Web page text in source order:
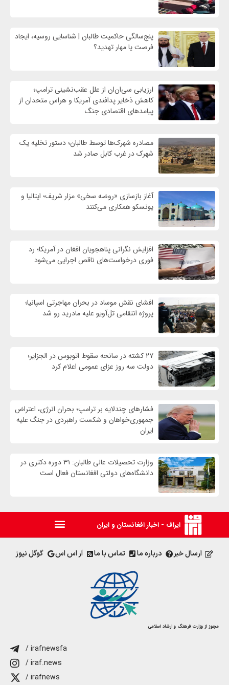
پنج‌سالگی حاکمیت طالبان | شناسایی روسیه، ایجاد
فرصت‌ یا مهار تهدید؟
ارزیابی سی‌ان‌ان از علل عقب‌نشینی ترامپ؛
کاهش ذخایر پدافندی آمریکا و هراس متحدان از
پیامدهای اقتصادی جنگ
مصادره شهرک‌ها توسط طالبان؛ دستور تخلیه یک
شهرک در غرب کابل صادر شد
آغاز بازسازی «روضه سخی» مزار شریف؛ ایتالیا و
یونسکو همکاری می‌کنند
افزایش نگرانی پناهجویان افغان در آمریکا؛ رد
فوری درخواست‌های ناقص اجرایی می‌شود
افشای نقش موساد در بحران مهاجرتی اسپانیا؛
پروژه انتقامی تل‌آویو علیه مادرید رو شد
۲۷ کشته در سانحه سقوط اتوبوس در الجزایر؛
دولت سه روز عزای عمومی اعلام کرد
فشارهای چندلایه بر ترامپ؛ بحران انرژی، اعتراض
جمهوری‌خواهان و شکست راهبردی در جنگ علیه
ایران
وزارت تحصیلات عالی طالبان: ۳۱ دوره دکتری در
دانشگاه‌های دولتی افغانستان فعال است
ایراف - اخبار افغانستان و ایران
ارسال خبر درباره ما تماس با ما آر اس اس گوگل نیوز
مجوز از وزارت فرهنگ و ارشاد اسلامی
/ irafnewsfa
/ iraf.news
/ irafnews